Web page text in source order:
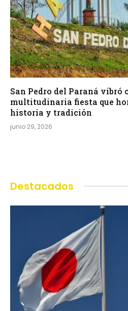
San Pedro del Paraná vibró
multitudinaria fiesta que
historia y tradición
junio 29, 2026
Destacados